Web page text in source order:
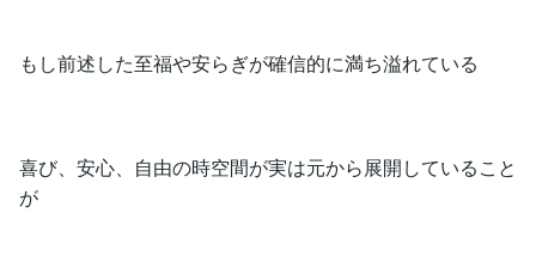
もし前述した至福や安らぎが確信的に満ち溢れている
喜び、安心、自由の時空間が実は元から展開していること
が